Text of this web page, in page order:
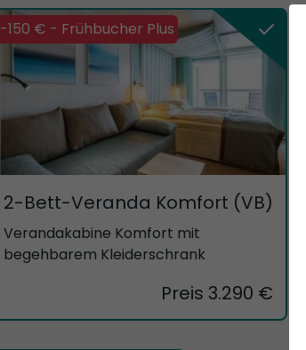
-150 € - Frühbucher Plus
2-Bett-Veranda Komfort (VB)
Verandakabine Komfort mit
begehbarem Kleiderschrank
Preis 3.290 €